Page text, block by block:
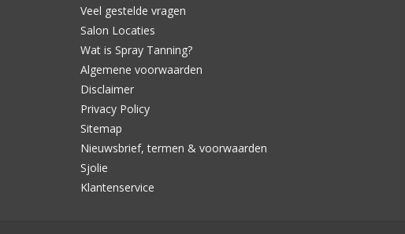
Veel gestelde vragen
Salon Locaties
Wat is Spray Tanning?
Algemene voorwaarden
Disclaimer
Privacy Policy
Sitemap
Nieuwsbrief, termen & voorwaarden
Sjolie
Klantenservice